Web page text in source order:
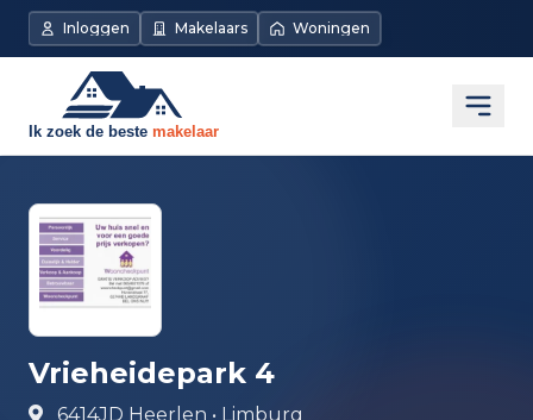
Direct naar de inhoud
Inloggen Makelaars Woningen
Vrieheidepark 4
6414JD Heerlen • Limburg